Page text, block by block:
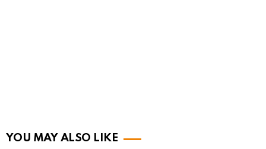
YOU MAY ALSO LIKE